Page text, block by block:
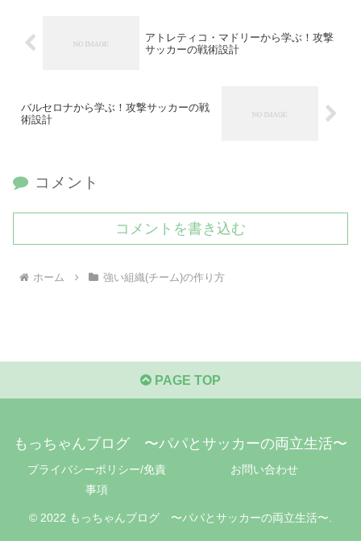
アトレティコ・マドリーから学ぶ！攻撃
サッカーの戦術設計
バルセロナから学ぶ！攻撃サッカーの戦
術設計
コメント
コメントを書き込む
ホーム 強い組織(チーム)の作り方
PAGE TOP
もっちゃんブログ 〜パパとサッカーの両立生活〜
プライバシーポリシー/免責
事項
お問い合わせ
© 2022 もっちゃんブログ 〜パパとサッカーの両立生活〜.